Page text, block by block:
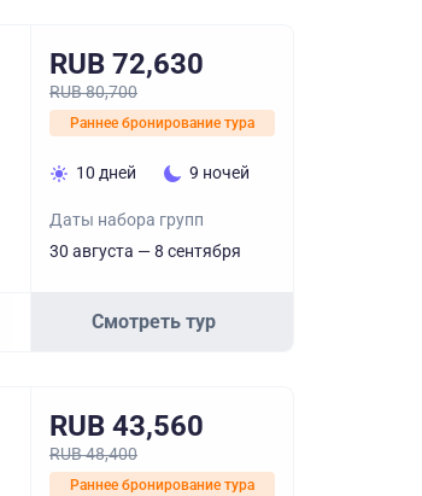
RUB 72,630
RUB 80,700
Раннее бронирование тура
10 дней 9 ночей
Даты набора групп
30 августа — 8 сентября
Смотреть тур
RUB 43,560
RUB 48,400
Раннее бронирование тура